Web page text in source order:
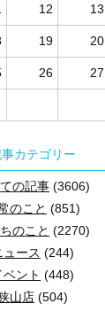
12 13
19 20
26 27
カテゴリー
の記事 (3606)
のこと (851)
のこと (2270)
ュース (244)
ベント (448)
山店 (504)